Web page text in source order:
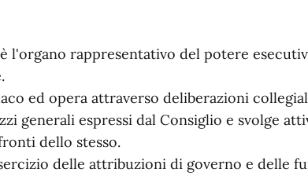
l'organo rappresentativo del potere
ed opera attraverso deliberazioni
generali espressi dal Consiglio e svolge
dello stesso.
delle attribuzioni di governo e delle